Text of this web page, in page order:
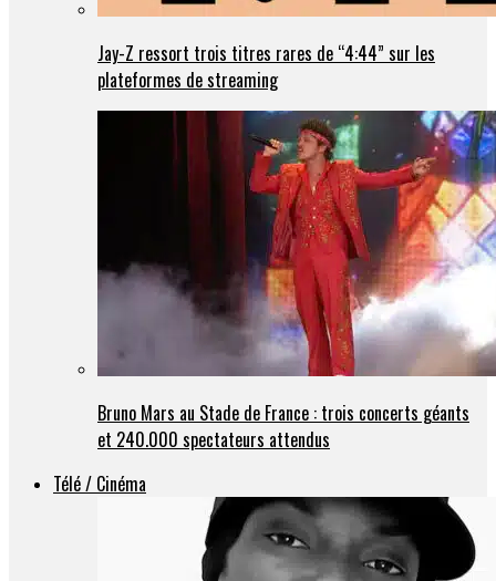
Jay-Z ressort trois titres rares de “4:44” sur les
plateformes de streaming
Bruno Mars au Stade de France : trois concerts géants
et 240.000 spectateurs attendus
Télé / Cinéma